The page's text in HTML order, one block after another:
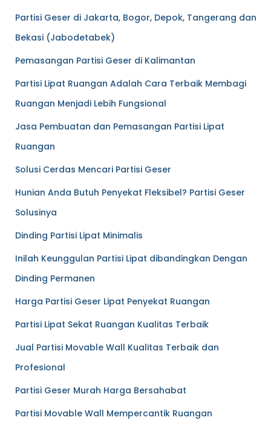
Partisi Geser di Jakarta, Bogor, Depok, Tangerang dan
Bekasi (Jabodetabek)
Pemasangan Partisi Geser di Kalimantan
Partisi Lipat Ruangan Adalah Cara Terbaik Membagi
Ruangan Menjadi Lebih Fungsional
Jasa Pembuatan dan Pemasangan Partisi Lipat
Ruangan
Solusi Cerdas Mencari Partisi Geser
Hunian Anda Butuh Penyekat Fleksibel? Partisi Geser
Solusinya
Dinding Partisi Lipat Minimalis
Inilah Keunggulan Partisi Lipat dibandingkan Dengan
Dinding Permanen
Harga Partisi Geser Lipat Penyekat Ruangan
Partisi Lipat Sekat Ruangan Kualitas Terbaik
Jual Partisi Movable Wall Kualitas Terbaik dan
Profesional
Partisi Geser Murah Harga Bersahabat
Partisi Movable Wall Mempercantik Ruangan